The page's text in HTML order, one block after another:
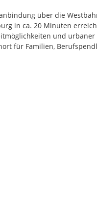
Badewanne
x Aussenstellplatz)
über die
in ca. 20 Minuten
und
für Familien,